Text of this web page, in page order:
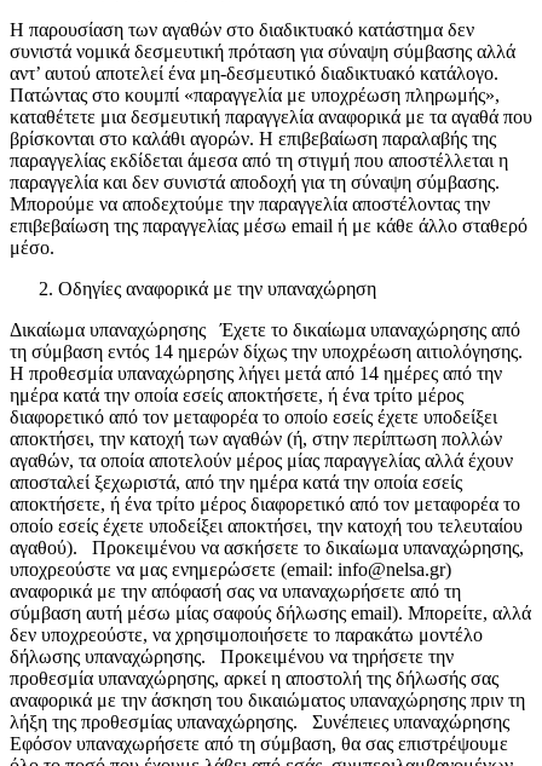
Η παρουσίαση των αγαθών στο διαδικτυακό κατάστημα δεν
συνιστά νομικά δεσμευτική πρόταση για σύναψη σύμβασης αλλά
αντ’ αυτού αποτελεί ένα μη-δεσμευτικό διαδικτυακό κατάλογο.
Πατώντας στο κουμπί «παραγγελία με υποχρέωση πληρωμής»,
καταθέτετε μια δεσμευτική παραγγελία αναφορικά με τα αγαθά που
βρίσκονται στο καλάθι αγορών. Η επιβεβαίωση παραλαβής της
παραγγελίας εκδίδεται άμεσα από τη στιγμή που αποστέλλεται η
παραγγελία και δεν συνιστά αποδοχή για τη σύναψη σύμβασης.
Μπορούμε να αποδεχτούμε την παραγγελία αποστέλοντας την
επιβεβαίωση της παραγγελίας μέσω email ή με κάθε άλλο σταθερό
μέσο.
Οδηγίες αναφορικά με την υπαναχώρηση
Δικαίωμα υπαναχώρησης Έχετε το δικαίωμα υπαναχώρησης από
τη σύμβαση εντός 14 ημερών δίχως την υποχρέωση αιτιολόγησης.
Η προθεσμία υπαναχώρησης λήγει μετά από 14 ημέρες από την
ημέρα κατά την οποία εσείς αποκτήσετε, ή ένα τρίτο μέρος
διαφορετικό από τον μεταφορέα το οποίο εσείς έχετε υποδείξει
αποκτήσει, την κατοχή των αγαθών (ή, στην περίπτωση πολλών
αγαθών, τα οποία αποτελούν μέρος μίας παραγγελίας αλλά έχουν
αποσταλεί ξεχωριστά, από την ημέρα κατά την οποία εσείς
αποκτήσετε, ή ένα τρίτο μέρος διαφορετικό από τον μεταφορέα το
οποίο εσείς έχετε υποδείξει αποκτήσει, την κατοχή του τελευταίου
αγαθού). Προκειμένου να ασκήσετε το δικαίωμα υπαναχώρησης,
υποχρεούστε να μας ενημερώσετε (email: info@nelsa.gr)
αναφορικά με την απόφασή σας να υπαναχωρήσετε από τη
σύμβαση αυτή μέσω μίας σαφούς δήλωσης email). Μπορείτε, αλλά
δεν υποχρεούστε, να χρησιμοποιήσετε το παρακάτω μοντέλο
δήλωσης υπαναχώρησης. Προκειμένου να τηρήσετε την
προθεσμία υπαναχώρησης, αρκεί η αποστολή της δήλωσής σας
αναφορικά με την άσκηση του δικαιώματος υπαναχώρησης πριν τη
λήξη της προθεσμίας υπαναχώρησης. Συνέπειες υπαναχώρησης
Εφόσον υπαναχωρήσετε από τη σύμβαση, θα σας επιστρέψουμε